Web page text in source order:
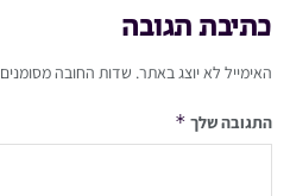
כתיבת תגובה
האימייל לא יוצג באתר. שדות החובה מסומנים
התגובה שלך *